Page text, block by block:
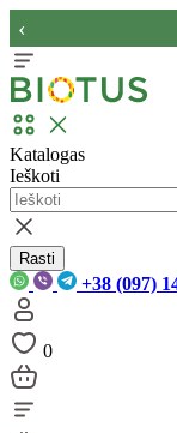
‹
Katalogas
Ieškoti
Rasti
+38 (097)
0